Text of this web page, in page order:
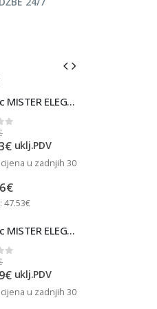
Madrac MISTER ELEGANCE 90x220
5
€ uklj.PDV
u zadnjih 30
€
47.53€
Madrac MISTER ELEGANCE 90x210
5
€ uklj.PDV
u zadnjih 30